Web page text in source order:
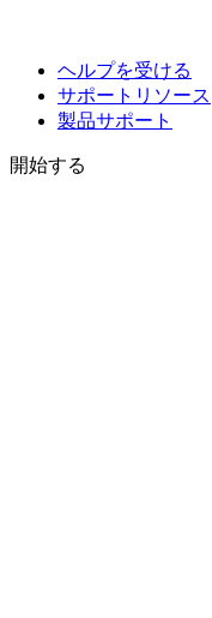
ヘルプを受ける
サポートリソース
製品サポート
開始する